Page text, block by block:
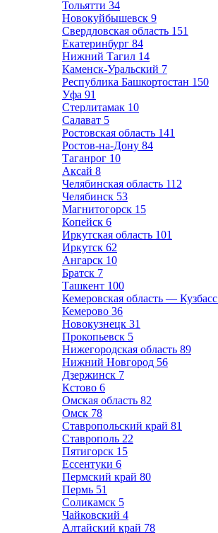
Тольятти 34
Новокуйбышевск 9
Свердловская область 151
Екатеринбург 84
Нижний Тагил 14
Каменск-Уральский 7
Республика Башкортостан 150
Уфа 91
Стерлитамак 10
Салават 5
Ростовская область 141
Ростов-на-Дону 84
Таганрог 10
Аксай 8
Челябинская область 112
Челябинск 53
Магнитогорск 15
Копейск 6
Иркутская область 101
Иркутск 62
Ангарск 10
Братск 7
Ташкент 100
Кемеровская область — Кузбасс
Кемерово 36
Новокузнецк 31
Прокопьевск 5
Нижегородская область 89
Нижний Новгород 56
Дзержинск 7
Кстово 6
Омская область 82
Омск 78
Ставропольский край 81
Ставрополь 22
Пятигорск 15
Ессентуки 6
Пермский край 80
Пермь 51
Соликамск 5
Чайковский 4
Алтайский край 78